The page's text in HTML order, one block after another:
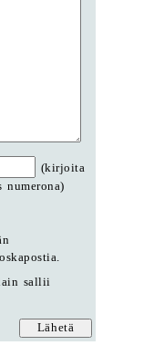
(kirjoita
numerona)
sallii